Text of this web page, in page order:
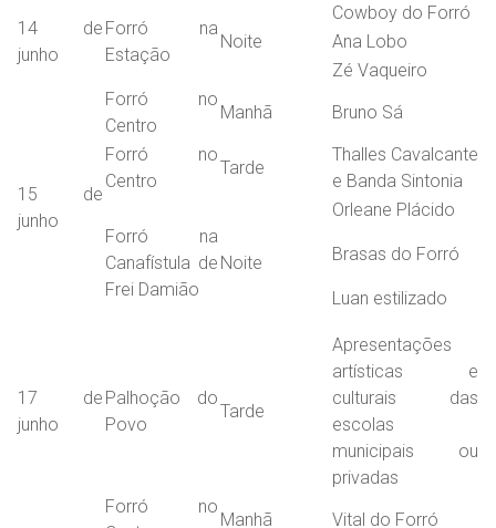
14 de
junho
Forró na
Estação
Noite
Cowboy do Forró
Ana Lobo
Zé Vaqueiro
15 de
junho
Forró no
Centro
Manhã
Bruno Sá
Forró no
Centro
Tarde
Thalles Cavalcante
e Banda Sintonia
Forró na
Canafístula de
Frei Damião
Noite
Orleane Plácido
Brasas do Forró
Luan estilizado
17 de
junho
Palhoção do
Povo
Tarde
Apresentações
artísticas e
culturais das
escolas
municipais ou
privadas
Forró no
Manhã Vital do Forró